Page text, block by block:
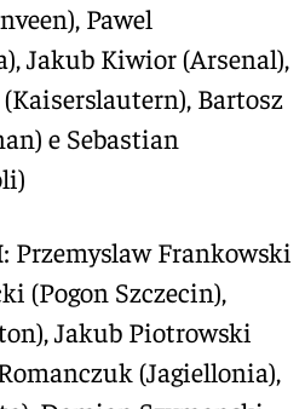
Pawel
Jakub Kiwior (Arsenal),
Bartosz
e Sebastian
: Przemyslaw Frankowski
(Pogon Szczecin),
Jakub Piotrowski
(Jagiellonia),